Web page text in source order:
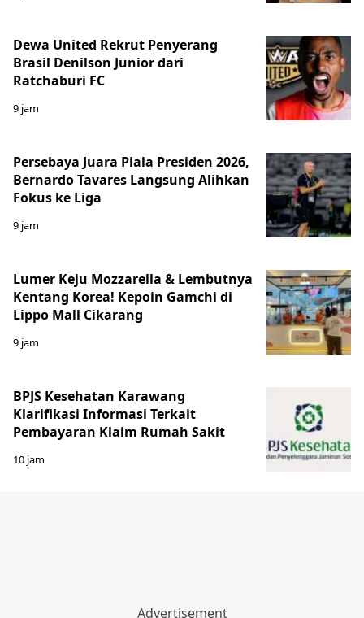
Dewa United Rekrut Penyerang
Brasil Denilson Junior dari
Ratchaburi FC
9 jam
Persebaya Juara Piala Presiden 2026,
Bernardo Tavares Langsung Alihkan
Fokus ke Liga
9 jam
Lumer Keju Mozzarella & Lembutnya
Kentang Korea! Kepoin Gamchi di
Lippo Mall Cikarang
9 jam
BPJS Kesehatan Karawang
Klarifikasi Informasi Terkait
Pembayaran Klaim Rumah Sakit
10 jam